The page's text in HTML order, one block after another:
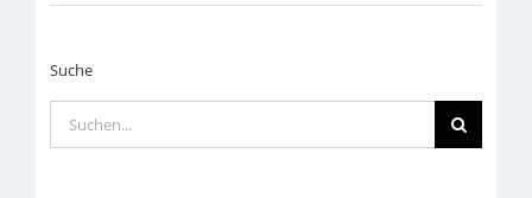
Suche
Suche
nach: